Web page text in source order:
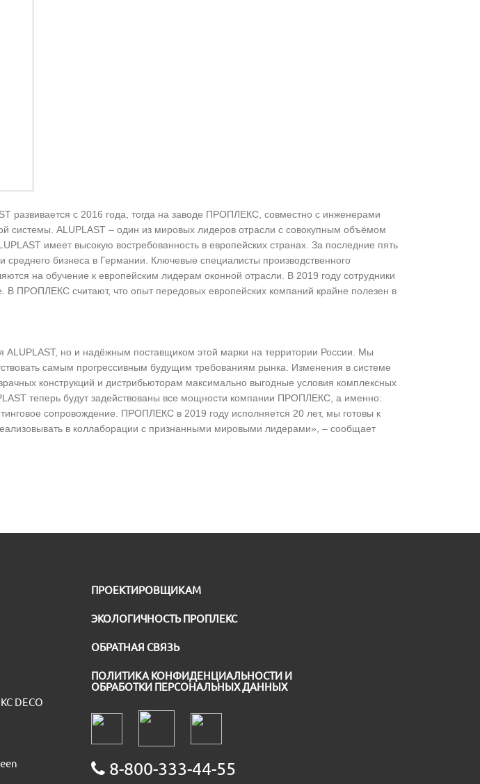
развивается с 2016 года, тогда на заводе ПРОПЛЕКС, совместно с инженерами
системы. ALUPLAST – один из мировых лидеров отрасли с совокупным объёмом
имеет высокую востребованность в европейских странах. За последние пять
бизнеса в Германии. Ключевые специалисты производственного
на обучение к европейским лидерам оконной отрасли. В 2019 году сотрудники
считают, что опыт передовых европейских компаний крайне полезен в
но и надёжным поставщиком этой марки на территории России. Мы
самым прогрессивным будущим требованиям рынка. Изменения в системе
конструкций и дистрибьюторам максимально выгодные условия комплексных
теперь будут задействованы все мощности компании ПРОПЛЕКС, а именно:
сопровождение. ПРОПЛЕКС в 2019 году исполняется 20 лет, мы готовы к
в коллаборации с признанными мировыми лидерами», – сообщает
DECO
ПРОЕКТИРОВЩИКАМ
ЭКОЛОГИЧНОСТЬ ПРОПЛЕКС
ОБРАТНАЯ СВЯЗЬ
ПОЛИТИКА КОНФИДЕНЦИАЛЬНОСТИ И
ОБРАБОТКИ ПЕРСОНАЛЬНЫХ ДАННЫХ
8-800-333-44-55